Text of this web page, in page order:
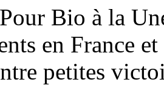
Bio à la
en France
petites